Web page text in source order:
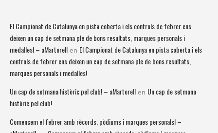
El Campionat de Catalunya en pista coberta i els controls de febrer ens
deixen un cap de setmana ple de bons resultats, marques personals i
medalles! – aMartorell en El Campionat de Catalunya en pista coberta i els
controls de febrer ens deixen un cap de setmana ple de bons resultats,
marques personals i medalles!
Un cap de setmana històric pel club! – aMartorell en Un cap de setmana
històric pel club!
Comencem el febrer amb rècords, pòdiums i marques personals! –